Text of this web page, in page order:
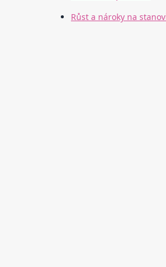
Růst a nároky na